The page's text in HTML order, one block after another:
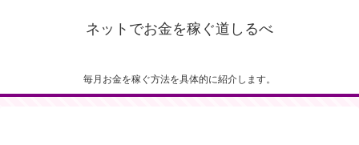
ネットでお金を稼ぐ道しるべ
毎月お金を稼ぐ方法を具体的に紹介します。